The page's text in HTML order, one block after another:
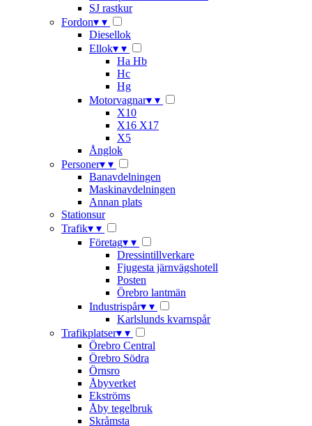
SJ rastkur
Fordon▾ ▾
Diesellok
Ellok▾ ▾
Ha Hb
Hc
Hg
Motorvagnar▾ ▾
X10
X16 X17
X5
Ånglok
Personer▾ ▾
Banavdelningen
Maskinavdelningen
Annan plats
Stationsur
Trafik▾ ▾
Företag▾ ▾
Dressintillverkare
Fjugesta järnvägshotell
Posten
Örebro lantmän
Industrispår▾ ▾
Karlslunds kvarnspår
Trafikplatser▾ ▾
Örebro Central
Örebro Södra
Örnsro
Åbyverket
Ekströms
Åby tegelbruk
Skråmsta